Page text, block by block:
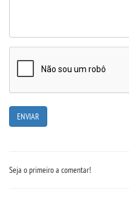
Seja o primeiro a comentar!